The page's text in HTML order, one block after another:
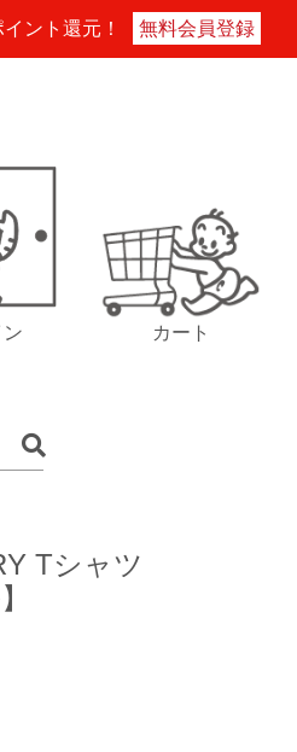
ント還元！ 無料会員登録
ン カート
Tシャツ